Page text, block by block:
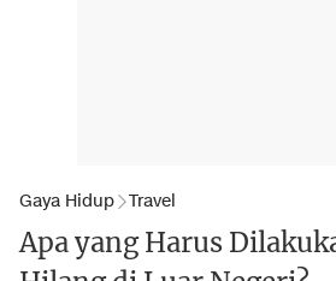
Gaya Hidup Travel
Apa yang Harus